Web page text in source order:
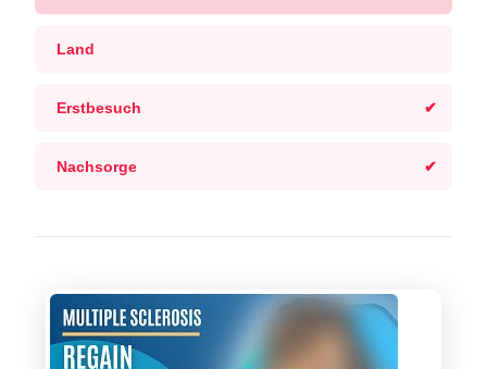
Land
Erstbesuch
Nachsorge